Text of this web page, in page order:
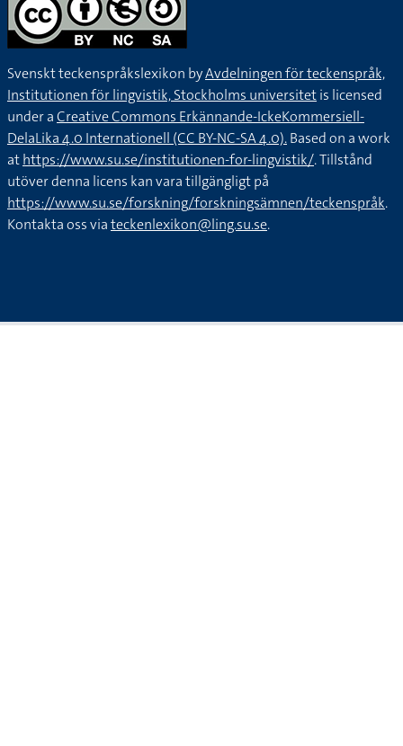
Svenskt teckenspråkslexikon byAvdelningen för teckenspråk,
Institutionen för lingvistik, Stockholms universitetis licensed
under aCreative Commons Erkännande-IckeKommersiell-
DelaLika 4.0 Internationell (CC BY-NC-SA 4.0).Based on a work
athttps://www.su.se/institutionen-for-lingvistik/. Tillstånd
utöver denna licens kan vara tillgängligt på
https://www.su.se/forskning/forskningsämnen/teckenspråk.
Kontakta oss viateckenlexikon@ling.su.se.